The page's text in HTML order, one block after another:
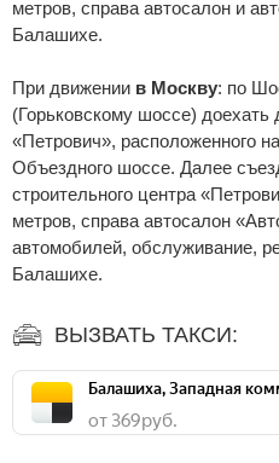
метров, справа автосалон и
Балашихе.
При движении в Москву: по
(Горьковскому шоссе) доехать
«Петрович», расположенного
Объездного шоссе. Далее
строительного центра
метров, справа автосалон
автомобилей, обслуживание,
Балашихе.
ВЫЗВАТЬ ТАКСИ:
от 369 руб.